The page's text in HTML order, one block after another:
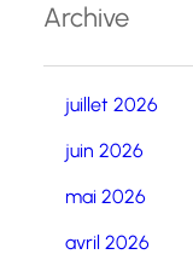
Archive
juillet 2026
juin 2026
mai 2026
avril 2026